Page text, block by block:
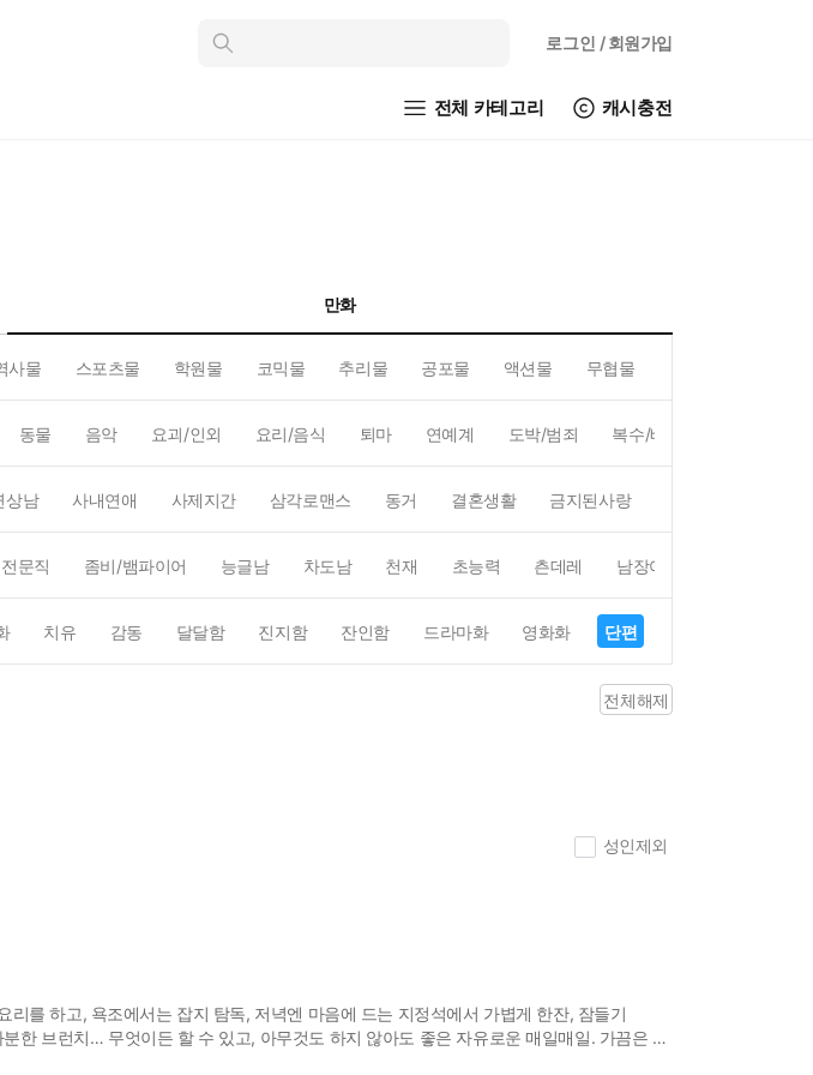
인
로그인 / 회원가입
전체 카테고리 캐시충전
만화
사물 스포츠물 학원물 코믹물 추리물 공포물 액션물 무협물
동물 음악 요괴/인외 요리/음식 퇴마 연예계 도박/범죄 복수/배신
상남 사내연애 사제지간 삼각로맨스 동거 결혼생활 금지된사랑
전문직 좀비/뱀파이어 능글남 차도남 천재 초능력 츤데레 남장여자
치유 감동 달달함 진지함 잔인함 드라마화 영화화 단편
전체해제
성인제외
를 하고, 욕조에서는 잡지 탐독, 저녁엔 마음에 드는 지정석에서 가볍게 한잔, 잠들기
한 브런치… 무엇이든 할 수 있고, 아무것도 하지 않아도 좋은 자유로운 매일매일. 가끔은 나
은 지금의 나를 사랑하는 것. 꿈을 꾸는 것. 매일을 즐겁게